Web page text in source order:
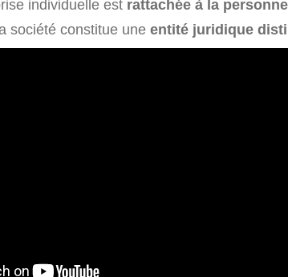
individuelle est rattachée à la
société constitue une entité juridique